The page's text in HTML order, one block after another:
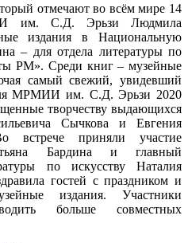
отмечают во всём мире 14
им. С.Д. Эрьзи Людмила
издания в Национальную
– для отдела литературы по
РМ». Среди книг – музейные
самый свежий, увидевший
МРМИИ им. С.Д. Эрьзи 2020
творчеству выдающихся
Сычкова и Евгения
встрече приняли участие
Бардина и главный
по искусству Наталия
гостей с праздником и
издания. Участники
больше совместных